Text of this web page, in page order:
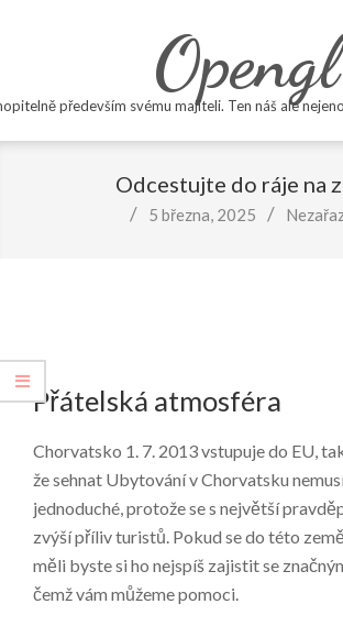
Opengl
především svému majiteli. Ten náš ale
Odcestujte do ráje na
5 března, 2025
Přátelská atmosféra
Chorvatsko 1. 7. 2013 vstupuje do EU,
že sehnat Ubytování v Chorvatsku
jednoduché, protože se s největší
zvýší příliv turistů. Pokud se do této
měli byste si ho nejspíš zajistit se
čemž vám můžeme pomoci.